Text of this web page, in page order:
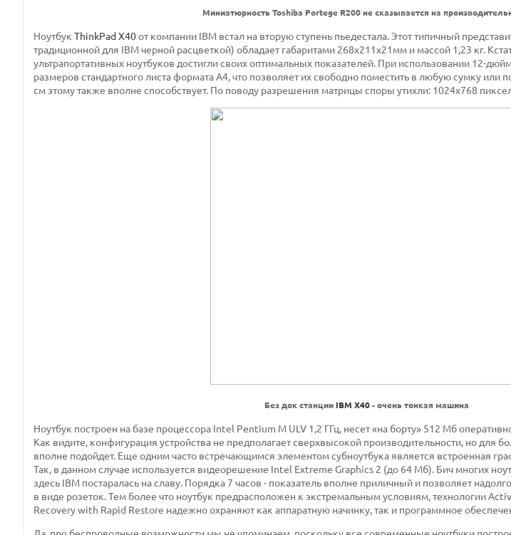
Миниатюрность Toshiba Portege R200 не сказывается на
Ноутбук ThinkPad X40от компании IBM встал на вторую ступень пьедестала. Этот типичный
традиционной для IBM черной расцветкой) обладает габаритами 268х211х21мм и массой 1,23 кг.
ультрапортативных ноутбуков достигли своих оптимальных показателей. При использовании 12-
размеров стандартного листа формата A4, что позволяет их свободно поместить в любую сумку или
см этому также вполне способствует. По поводу разрешения матрицы споры утихли: 1024х768
Без док станции IBM Х40 - очень тонкая машина
Ноутбук построен на базе процессора Intel Pentium M ULV 1,2 ГГц, несет «на борту» 512 Мб
Как видите, конфигурация устройства не предполагает сверхвысокой производительности, но для
вполне подойдет. Еще одним часто встречающимся элементом субноутбука является встроенная
Так, в данном случае используется видеорешение Intel Extreme Graphics 2 (до 64 Мб). Бич многих
здесь IBM постаралась на славу. Порядка 7 часов - показатель вполне приличный и позволяет
в виде розеток. Тем более что ноутбук предрасположен к экстремальным условиям, технологии
Recovery with Rapid Restore надежно охраняют как аппаратную начинку, так и программное